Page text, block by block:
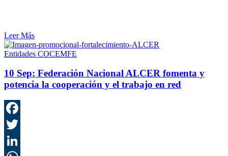
Leer Más
Entidades COCEMFE
10 Sep: Federación Nacional ALCER fomenta y
potencia la cooperación y el trabajo en red